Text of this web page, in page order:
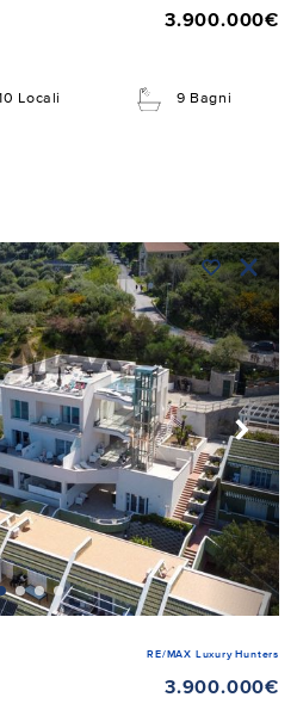
3.900.000€
Locali 9 Bagni
RE/MAX Luxury Hunters
3.900.000€